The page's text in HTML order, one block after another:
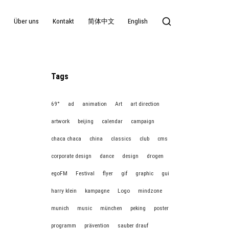
Über uns Kontakt 简体中文 English
Tags
69° ad animation Art art direction
artwork beijing calendar campaign
chaca chaca china classics club cms
corporate design dance design drogen
egoFM Festival flyer gif graphic gui
harry klein kampagne Logo mindzone
munich music münchen peking poster
programm prävention sauber drauf